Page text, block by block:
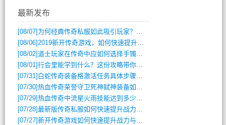
最新发布
[08/07] 为何经典传奇私服如此吸引玩家？深度攻略解析
[08/06]2019新开传奇游戏，如何快速提升角色等级？
[08/02]道士玩家在传奇中应如何选择手镯装备？
[08/01]行会里能学到什么？这份攻略带你全掌握
[07/31] 白蛇传奇装备格激活任务具体步骤是什么？如何完成？
[07/30]热血传奇荣誉守卫死神弑神装备如何获取与佩戴攻略？
[07/29]热血传奇中流星火雨技能达到多少级可以开始练装备？
[07/28]最新版传奇私服如何快速提升战力与获取稀有装备？
[07/27]新开传奇游戏如何快速提升战力与获取稀有装备？